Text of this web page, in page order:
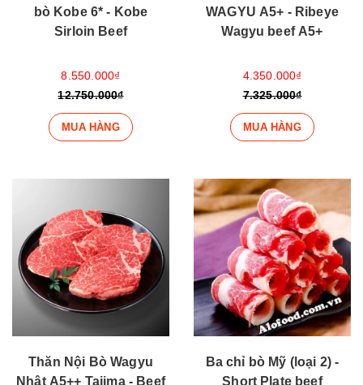
bò Kobe 6* - Kobe
Sirloin Beef
8.550.000₫
12.750.000₫
MUA HÀNG
WAGYU A5+ - Ribeye
Wagyu beef A5+
4.350.000₫
7.325.000₫
MUA HÀNG
Thăn Nội Bò Wagyu
Nhật A5++ Tajima - Beef
Ba chỉ bò Mỹ (loại 2) -
Short Plate beef